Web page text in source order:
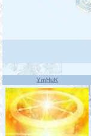
YmHuK